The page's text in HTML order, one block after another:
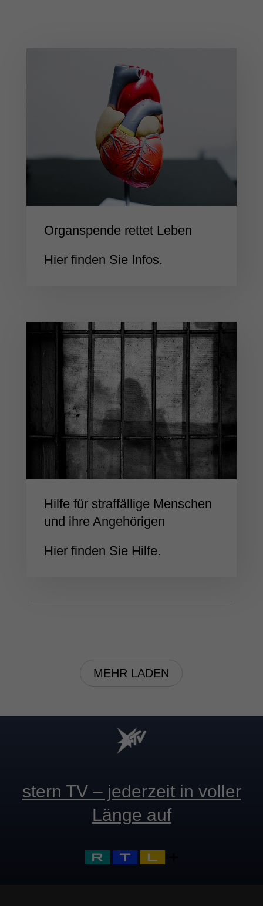
Organspende rettet Leben
Hier finden Sie Infos.
Hilfe für straffällige Menschen
und ihre Angehörigen
Hier finden Sie Hilfe.
MEHR LADEN
stern TV – jederzeit in voller
Länge auf